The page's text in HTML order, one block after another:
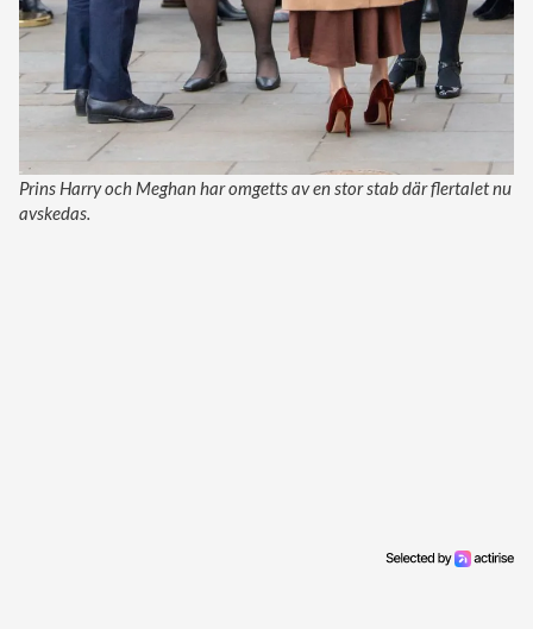
Prins Harry och Meghan har omgetts av en stor stab där flertalet nu
avskedas.